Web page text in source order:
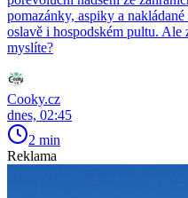
pomazánky, aspiky a
oslavě i hospodském pultu. Ale
myslíte?
Cooky.cz
dnes, 02:45
2 min
Reklama